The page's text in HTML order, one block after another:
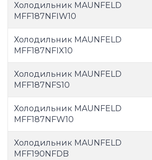
Холодильник MAUNFELD
MFF187NFIW10
Холодильник MAUNFELD
MFF187NFIX10
Холодильник MAUNFELD
MFF187NFS10
Холодильник MAUNFELD
MFF187NFW10
Холодильник MAUNFELD
MFF190NFDB